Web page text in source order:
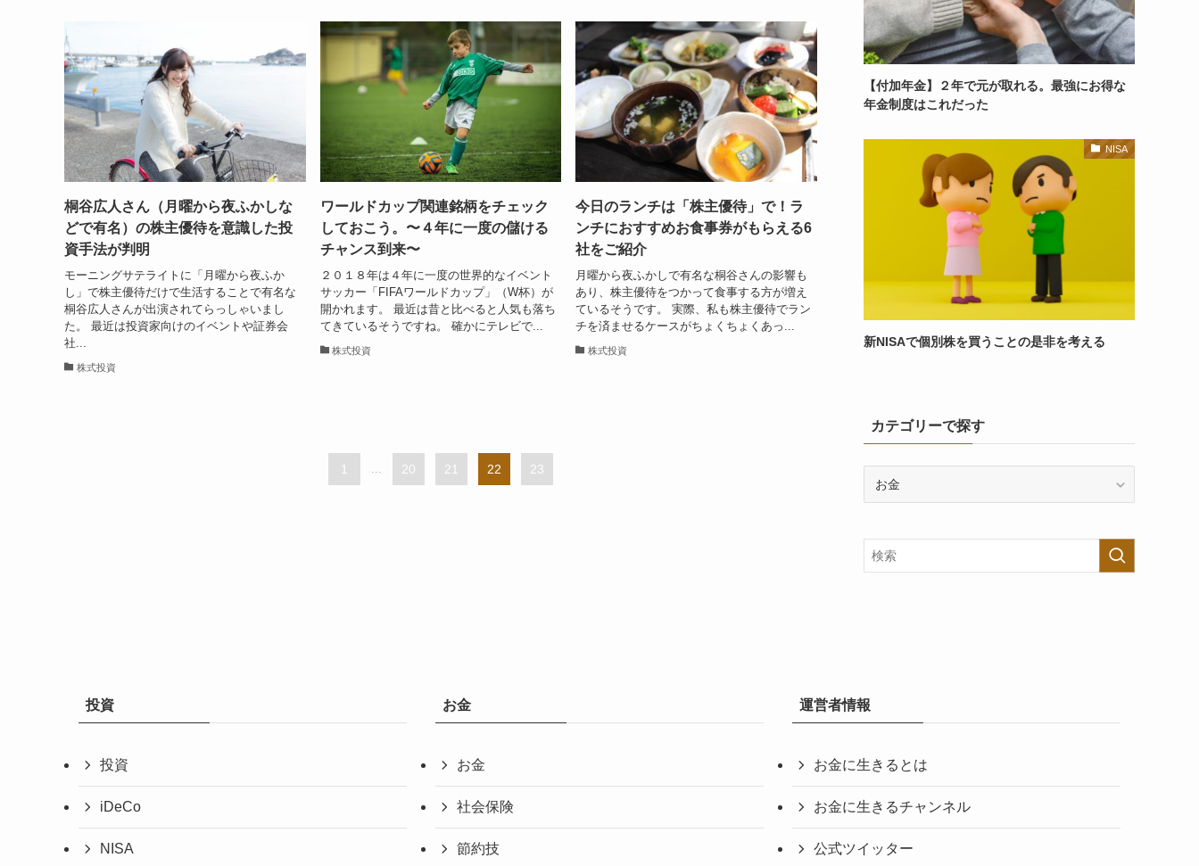
桐谷広人さん（月曜から夜ふかしな
どで有名）の株主優待を意識した投
資手法が判明
モーニングサテライトに「月曜から夜ふか
し」で株主優待だけで生活することで有名な
桐谷広人さんが出演されてらっしゃいまし
た。 最近は投資家向けのイベントや証券会
社...
株式投資
ワールドカップ関連銘柄をチェック
しておこう。〜４年に一度の儲ける
チャンス到来〜
２０１８年は４年に一度の世界的なイベント
サッカー「FIFAワールドカップ」（W杯）が
開かれます。 最近は昔と比べると人気も落ち
てきているそうですね。 確かにテレビで...
株式投資
今日のランチは「株主優待」で！ラ
ンチにおすすめお食事券がもらえる6
社をご紹介
月曜から夜ふかしで有名な桐谷さんの影響も
あり、株主優待をつかって食事する方が増え
ているそうです。 実際、私も株主優待でラン
チを済ませるケースがちょくちょくあっ...
株式投資
1 20 21 22 23
【付加年金】２年で元が取れる。最強にお得な
年金制度はこれだった
NISA
新NISAで個別株を買うことの是非を考える
カテゴリーで探す
ー
で
投資
投資
iDeCo
NISA
お金
お金
社会保険
節約技
運営者情報
お金に生きるとは
お金に生きるチャンネル
公式ツイッター